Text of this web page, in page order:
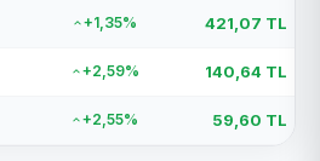
+1,35% 421,07 TL
+2,59% 140,64 TL
+2,55% 59,60 TL